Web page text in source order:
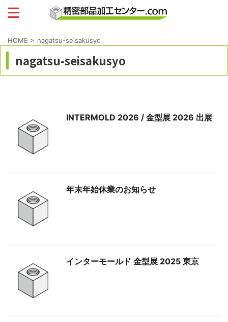
HOME > nagatsu-seisakusyo
nagatsu-seisakusyo
INTERMOLD 2026 / 金型展 2026 出展
年末年始休業のお知らせ
インターモールド 金型展 2025 東京